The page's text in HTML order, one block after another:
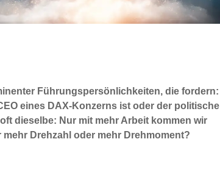
Führungspersönlichkeiten, die fordern:
eines DAX-Konzerns ist oder der politische
dieselbe: Nur mit mehr Arbeit kommen wir
Drehzahl oder mehr Drehmoment?